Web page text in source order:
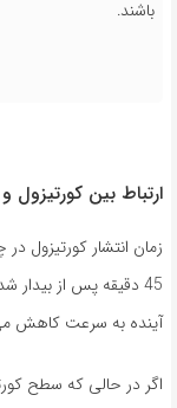
باشند.
ارتباط بین کورتیزول
زمان انتشار کورتیزول
45 دقیقه پس از
آینده به سرعت کاهش می
اگر در حالی که سطح